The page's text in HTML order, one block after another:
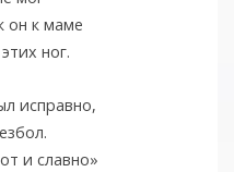
он к маме
ног.
исправно,
и славно»